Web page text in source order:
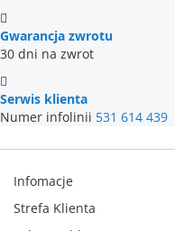
Gwarancja zwrotu
30 dni na zwrot
Serwis klienta
Numer infolinii 531 614 439
Infomacje
Strefa Klienta